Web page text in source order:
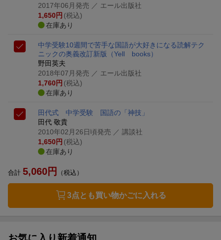
2017年06月発売 ／ エール出版社
1,650円 (税込)
在庫あり
中学受験10週間で苦手な国語が大好きになる読解テク
ニックの奥義改訂新版 （Yell books）
野田英夫
2018年07月発売 ／ エール出版社
1,760円 (税込)
在庫あり
田代式 中学受験 国語の「神技」
田代 敬貴
2010年02月26日頃発売 ／ 講談社
1,650円 (税込)
在庫あり
合計 5,060円 （税込）
3点とも買い物かごに入れる